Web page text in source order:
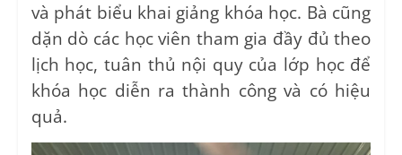
và phát biểu khai giảng khóa học. Bà cũng
dặn dò các học viên tham gia đầy đủ theo
lịch học, tuân thủ nội quy của lớp học để
khóa học diễn ra thành công và có hiệu
quả.